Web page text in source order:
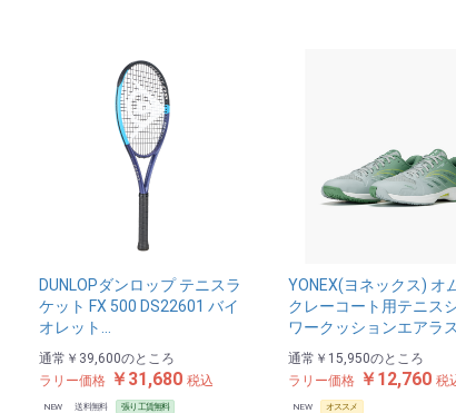
DUNLOPダンロップ テニスラ
ケット FX 500 DS22601 バイ
オレット…
通常 ￥39,600のところ
ラリー価格￥31,680 税込
NEW 送料無料 張り工賃無料
YONEX(ヨネックス) オ
クレーコート用テニス
ワークッションエアラ
通常 ￥15,950のところ
ラリー価格 ￥12,760税
NEW オススメ